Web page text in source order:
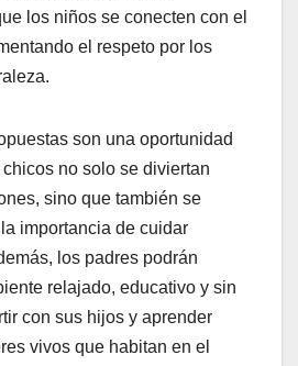
los niños se conecten con el
el respeto por los
son una oportunidad
no solo se diviertan
sino que también se
importancia de cuidar
los padres podrán
relajado, educativo y sin
con sus hijos y aprender
vivos que habitan en el